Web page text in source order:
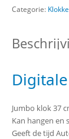
8007
Categorie:
Jumbo klok 37
Kan hangen en
Geeft de tijd